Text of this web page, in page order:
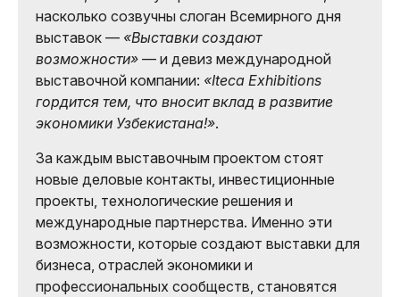
насколько созвучны слоган Всемирного дня
выставок — «Выставки создают
возможности» — и девиз международной
выставочной компании: «Iteca Exhibitions
гордится тем, что вносит вклад в развитие
экономики Узбекистана!».
За каждым выставочным проектом стоят
новые деловые контакты, инвестиционные
проекты, технологические решения и
международные партнерства. Именно эти
возможности, которые создают выставки для
бизнеса, отраслей экономики и
профессиональных сообществ, становятся